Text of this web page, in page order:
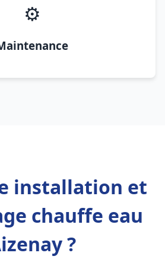
⚙️
installation et
chauffe eau
?